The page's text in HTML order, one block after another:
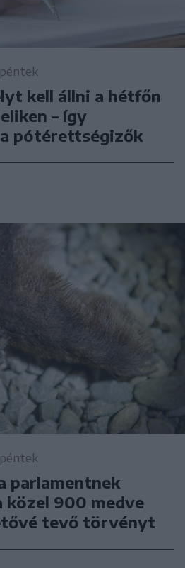
péntek
kell állni a hétfőn
– így
pótérettségizők
péntek
parlamentnek
közel 900 medve
tevő törvényt